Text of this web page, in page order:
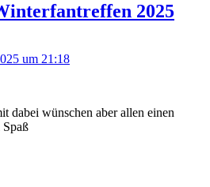
2025
um 21:18
dabei wünschen aber allen einen